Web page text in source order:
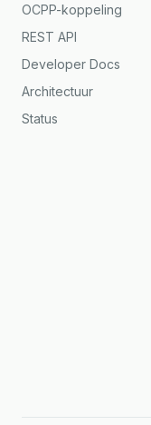
OCPP-koppeling
REST API
Developer Docs
Architectuur
Status